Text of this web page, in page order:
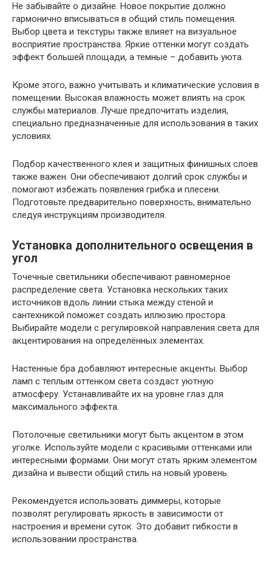
Не забывайте о дизайне. Новое покрытие должно
гармонично вписываться в общий стиль помещения.
Выбор цвета и текстуры также влияет на визуальное
восприятие пространства. Яркие оттенки могут создать
эффект большей площади, а темные – добавить уюта.
Кроме этого, важно учитывать и климатические условия в
помещении. Высокая влажность может влиять на срок
службы материалов. Лучше предпочитать изделия,
специально предназначенные для использования в таких
условиях.
Подбор качественного клея и защитных финишных слоев
также важен. Они обеспечивают долгий срок службы и
помогают избежать появления грибка и плесени.
Подготовьте предварительно поверхность, внимательно
следуя инструкциям производителя.
Установка дополнительного освещения в
угол
Точечные светильники обеспечивают равномерное
распределение света. Установка нескольких таких
источников вдоль линии стыка между стеной и
сантехникой поможет создать иллюзию простора.
Выбирайте модели с регулировкой направления света для
акцентирования на определённых элементах.
Настенные бра добавляют интересные акценты. Выбор
ламп с теплым оттенком света создаст уютную
атмосферу. Устанавливайте их на уровне глаз для
максимального эффекта.
Потолочные светильники могут быть акцентом в этом
уголке. Используйте модели с красивыми оттенками или
интересными формами. Они могут стать ярким элементом
дизайна и вывести общий стиль на новый уровень.
Рекомендуется использовать диммеры, которые
позволят регулировать яркость в зависимости от
настроения и времени суток. Это добавит гибкости в
использовании пространства.